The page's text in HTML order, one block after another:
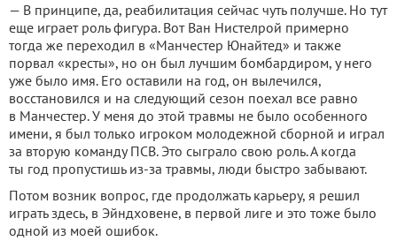
— В принципе, да, реабилитация сейчас чуть получше. Но тут
еще играет роль фигура. Вот Ван Нистелрой примерно
тогда же переходил в «Манчестер Юнайтед» и также
порвал «кресты», но он был лучшим бомбардиром, у него
уже было имя. Его оставили на год, он вылечился,
восстановился и на следующий сезон поехал все равно
в Манчестер. У меня до этой травмы не было особенного
имени, я был только игроком молодежной сборной и играл
за вторую команду ПСВ. Это сыграло свою роль. А когда
ты год пропустишь из-за травмы, люди быстро забывают.
Потом возник вопрос, где продолжать карьеру, я решил
играть здесь, в Эйндховене, в первой лиге и это тоже было
одной из моей ошибок.